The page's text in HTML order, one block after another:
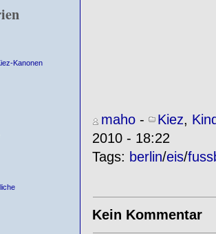
Kanonen
maho- Kiez,
2010 - 18:22
Tags: berlin/eis/
Kein Kommentar